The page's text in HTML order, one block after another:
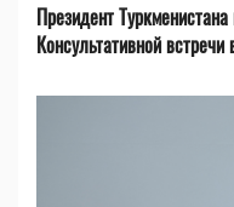
Президент
Консультативной встречи